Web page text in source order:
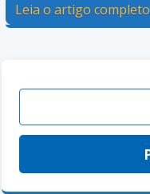
Leia o artigo completo